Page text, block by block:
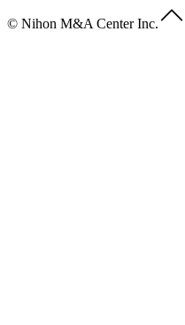
© Nihon M&A Center Inc.